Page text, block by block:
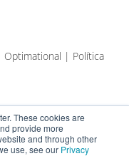
These cookies are
provide more
and through other
use, see our Privacy
Optimational | Política